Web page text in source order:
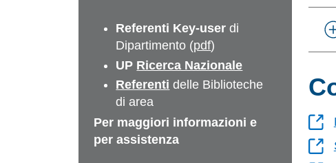
Referenti Key-user di
Dipartimento (pdf)
UP Ricerca Nazionale
Referenti delle Biblioteche
di area
Per maggiori informazioni e
per assistenza